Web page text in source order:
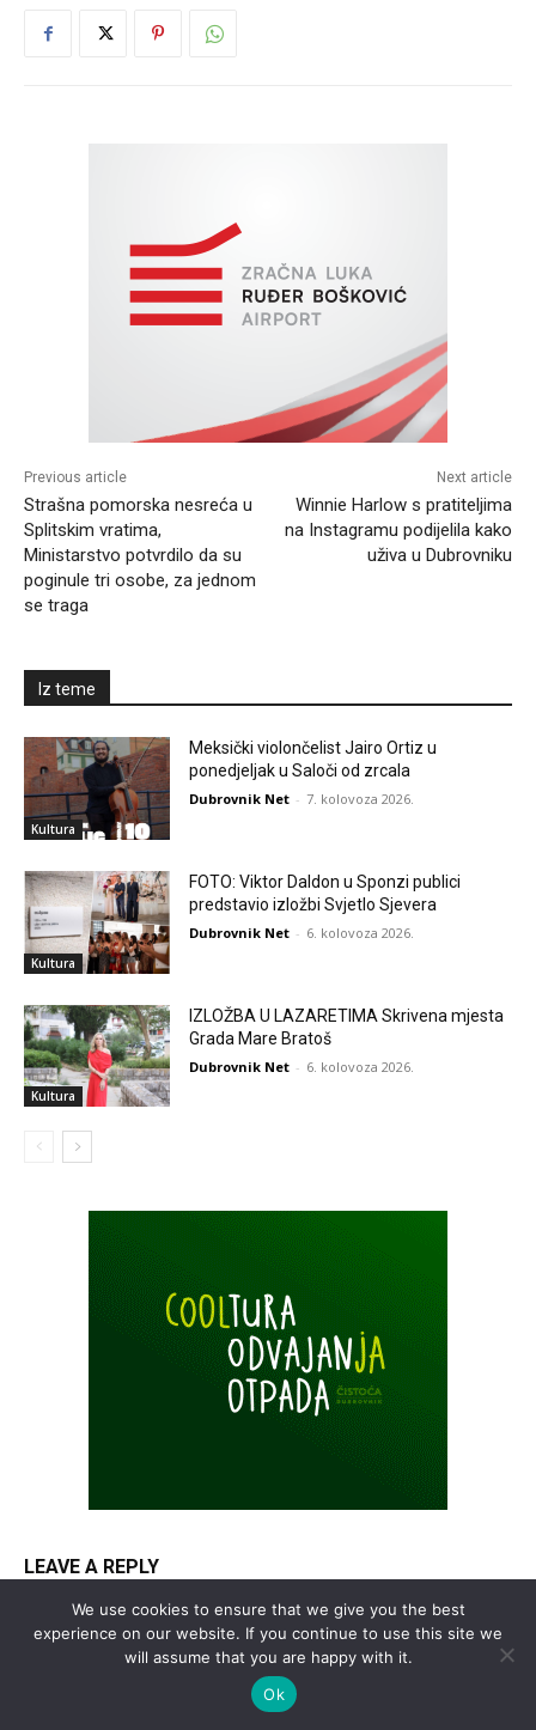
Previous article
Strašna pomorska nesreća u
Splitskim vratima,
Ministarstvo potvrdilo da su
poginule tri osobe, za jednom
se traga
Next article
Winnie Harlow s pratiteljima
na Instagramu podijelila kako
uživa u Dubrovniku
Iz teme
Kultura
Meksički violončelist Jairo Ortiz u
ponedjeljak u Saloči od zrcala
Dubrovnik Net - 7. kolovoza 2026.
Kultura
FOTO: Viktor Daldon u Sponzi publici
predstavio izložbi Svjetlo Sjevera
Dubrovnik Net - 6. kolovoza 2026.
Kultura
IZLOŽBA U LAZARETIMA Skrivena mjesta
Grada Mare Bratoš
Dubrovnik Net - 6. kolovoza 2026.
LEAVE A REPLY
We use cookies to ensure that we give you the best
experience on our website. If you continue to use this site we
will assume that you are happy with it.
Ok